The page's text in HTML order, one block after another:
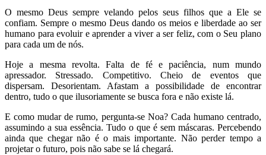
O mesmo Deus sempre velando pelos seus filhos que a Ele se
confiam. Sempre o mesmo Deus dando os meios e liberdade ao ser
humano para evoluir e aprender a viver a ser feliz, com o Seu plano
para cada um de nós.
Hoje a mesma revolta. Falta de fé e paciência, num mundo
apressador. Stressado. Competitivo. Cheio de eventos que
dispersam. Desorientam. Afastam a possibilidade de encontrar
dentro, tudo o que ilusoriamente se busca fora e não existe lá.
E como mudar de rumo, pergunta-se Noa? Cada humano centrado,
assumindo a sua essência. Tudo o que é sem máscaras. Percebendo
ainda que chegar não é o mais importante. Não perder tempo a
projetar o futuro, pois não sabe se lá chegará.